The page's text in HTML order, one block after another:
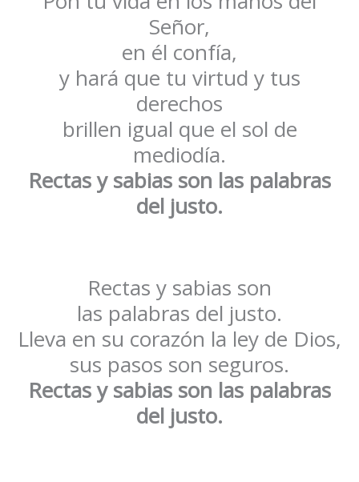
Señor,
en él confía,
y hará que tu virtud y tus
derechos
brillen igual que el sol de
mediodía.
Rectas y sabias son las palabras
del justo.
Rectas y sabias son
las palabras del justo.
Lleva en su corazón la ley de Dios,
sus pasos son seguros.
Rectas y sabias son las palabras
del justo.